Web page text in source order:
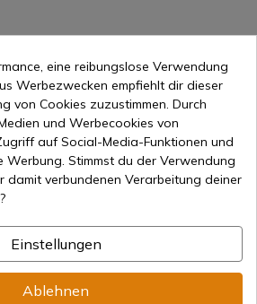
Verkauf seit 1998
Zahlungsmethoden
Versand
eine reibungslose Verwendung
Werbezwecken empfiehlt dir dieser
von Cookies zuzustimmen. Durch
und Werbecookies von
auf Social-Media-Funktionen und
Werbung. Stimmst du der Verwendung
damit verbundenen Verarbeitung deiner
Einstellungen
Ablehnen